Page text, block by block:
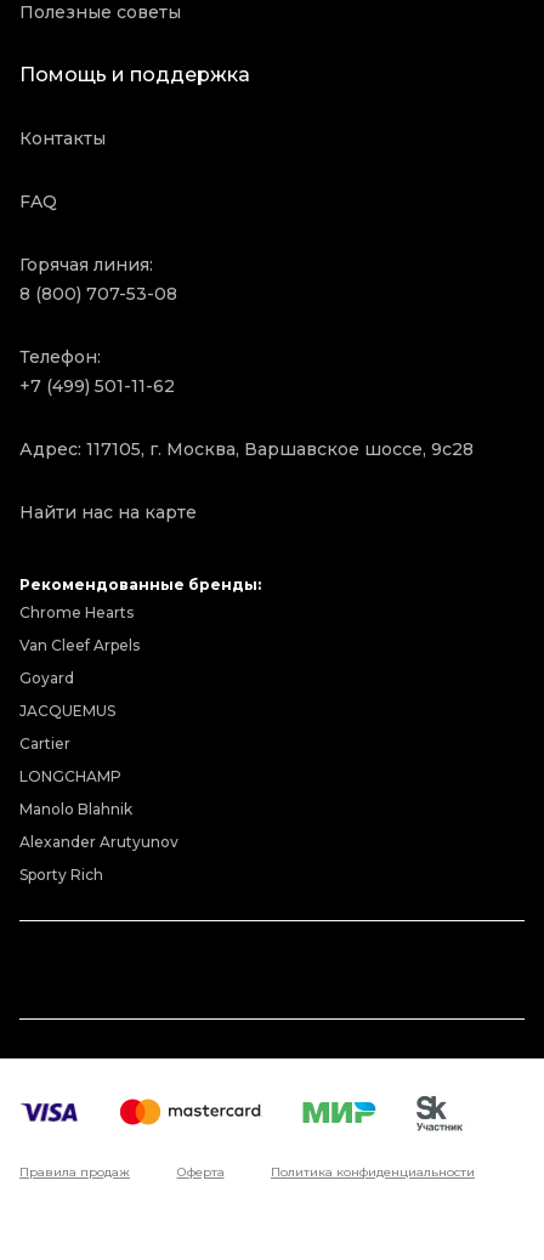
Полезные советы
Помощь и поддержка
Контакты
FAQ
Горячая линия:
8 (800) 707-53-08
Телефон:
+7 (499) 501-11-62
Адрес: 117105, г. Москва, Варшавское шоссе, 9с28
Найти нас на карте
Рекомендованные бренды:
Chrome Hearts
Van Cleef Arpels
Goyard
JACQUEMUS
Cartier
LONGCHAMP
Manolo Blahnik
Alexander Arutyunov
Sporty Rich
Правила продаж Оферта Политика конфиденциальности